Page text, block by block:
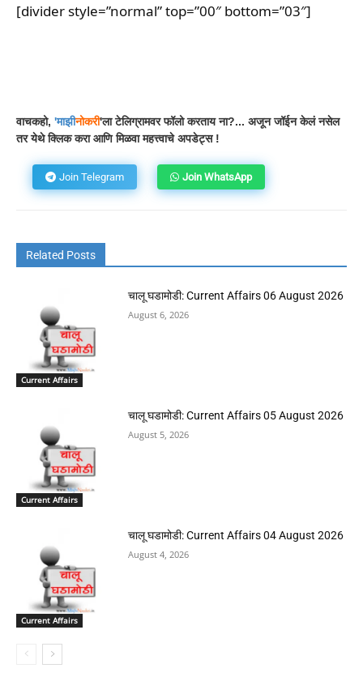
[divider style=”normal” top=”00″ bottom=”03″]
वाचकहो, 'माझीनोकरी'ला टेलिग्रामवर फॉलो करताय ना?... अजून जॉईन केलं नसेल
तर येथे क्लिक करा आणि मिळवा महत्त्वाचे अपडेट्स !
Join Telegram Join WhatsApp
Related Posts
Current Affairs
चालू घडामोडी: Current Affairs 06 August 2026
August 6, 2026
Current Affairs
चालू घडामोडी: Current Affairs 05 August 2026
August 5, 2026
Current Affairs
चालू घडामोडी: Current Affairs 04 August 2026
August 4, 2026